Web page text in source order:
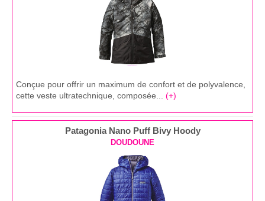
Conçue pour offrir un maximum de confort et de polyvalence,
cette veste ultratechnique, composée... (+)
Patagonia Nano Puff Bivy Hoody
DOUDOUNE